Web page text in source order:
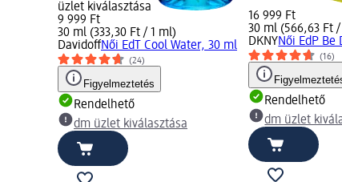
üzlet kiválasztása
9 999 Ft
30 ml (333,30 Ft / 1 ml)
DavidoffNői EdT Cool Water, 30 ml
(24)
Figyelmeztetés
Rendelhető
dm üzlet kiválasztása
16 999 Ft
30 ml (566,63 Ft /
DKNYNői EdP Be
(16)
Rendelhető
dm üzlet